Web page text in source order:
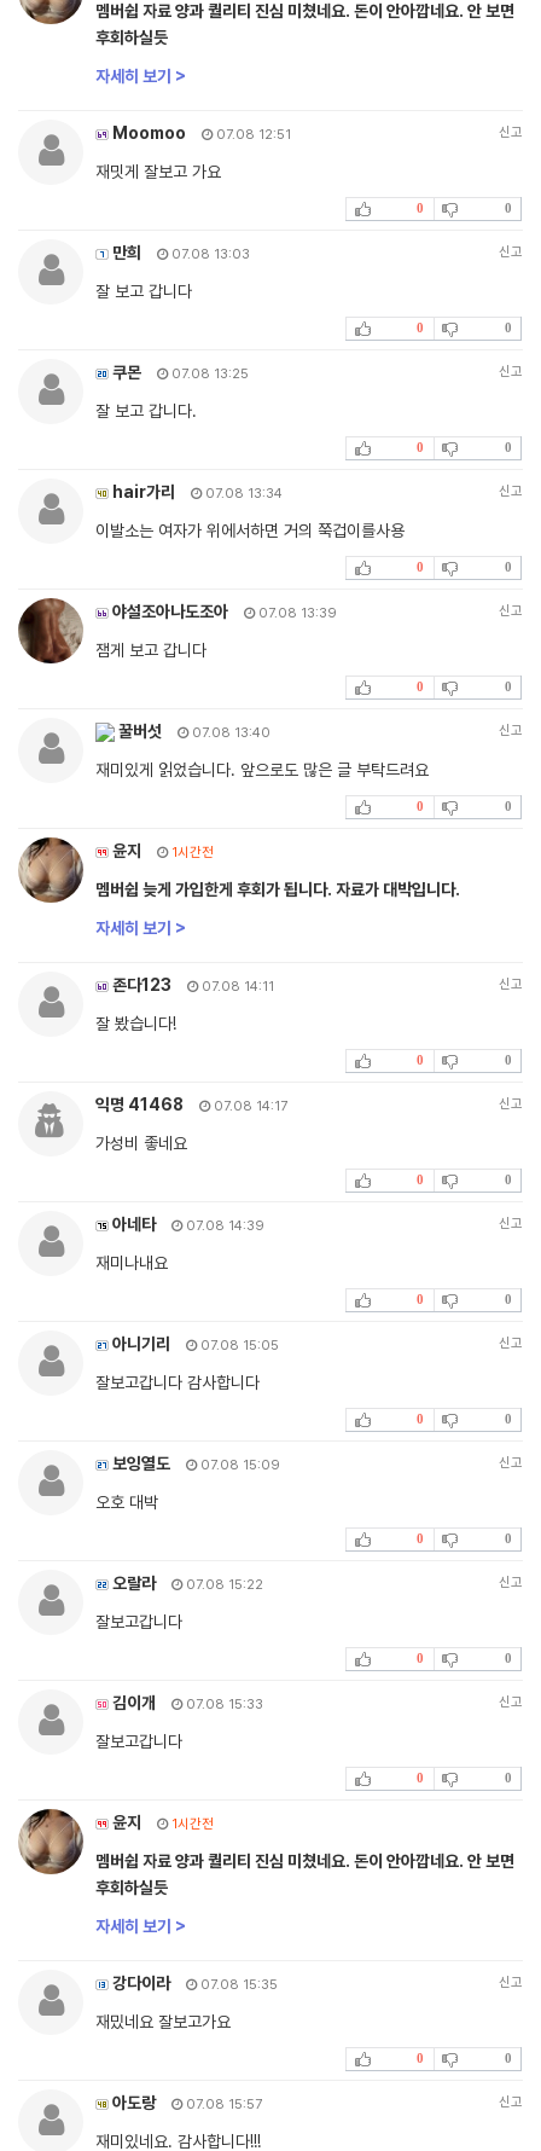
멤버쉽 자료 양과 퀄리티 진심 미쳤네요. 돈이 안아깝네요. 안 보면
후회하실듯
자세히 보기 >
Moomoo 07.08 12:51 신고
재밋게 잘보고 가요
0 0
만희 07.08 13:03 신고
잘 보고 갑니다
0 0
쿠몬 07.08 13:25 신고
잘 보고 갑니다.
0 0
hair가리 07.08 13:34 신고
이발소는 여자가 위에서하면 거의 쭉겁이를사용
0 0
야설조아나도조아 07.08 13:39 신고
잼게 보고 갑니다
0 0
꿀버섯 07.08 13:40 신고
재미있게 읽었습니다. 앞으로도 많은 글 부탁드려요
0 0
윤지 1시간전
멤버쉽 늦게 가입한게 후회가 됩니다. 자료가 대박입니다.
자세히 보기 >
존다123 07.08 14:11 신고
잘 봤습니다!
0 0
익명 41468 07.08 14:17 신고
가성비 좋네요
0 0
아네타 07.08 14:39 신고
재미나내요
0 0
아니기리 07.08 15:05 신고
잘보고갑니다 감사합니다
0 0
보잉열도 07.08 15:09 신고
오호 대박
0 0
오랄라 07.08 15:22 신고
잘보고갑니다
0 0
김이개 07.08 15:33 신고
잘보고갑니다
0 0
윤지 1시간전
멤버쉽 자료 양과 퀄리티 진심 미쳤네요. 돈이 안아깝네요. 안 보면
후회하실듯
자세히 보기 >
강다이라 07.08 15:35 신고
재밌네요 잘보고가요
0 0
아도랑 07.08 15:57 신고
재미있네요. 감사합니다!!!